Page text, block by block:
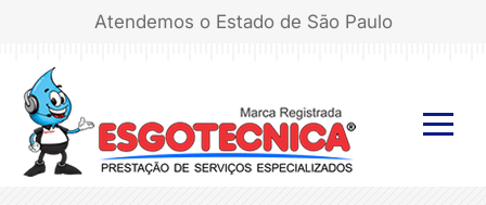
Atendemos o Estado de São Paulo